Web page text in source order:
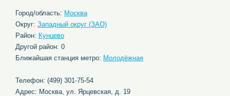
Город/область: Москва
Округ: Западный округ (ЗАО)
Район: Кунцево
Другой район: 0
Ближайшая станция метро: Молодёжная
Телефон: (499) 301-75-54
Адрес: Москва, ул. Ярцевская, д. 19